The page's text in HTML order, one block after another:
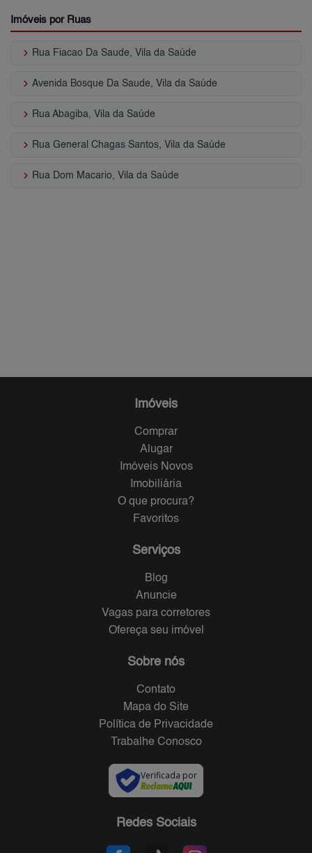
Imóveis por Ruas
keyboard_arrow_right Rua Fiacao Da Saude, Vila da Saúde
keyboard_arrow_right Avenida Bosque Da Saude, Vila da Saúde
keyboard_arrow_right Rua Abagiba, Vila da Saúde
keyboard_arrow_right Rua General Chagas Santos, Vila da Saúde
keyboard_arrow_right Rua Dom Macario, Vila da Saúde
Imóveis
Comprar
Alugar
Imóveis Novos
Imobiliária
O que procura?
Favoritos
Serviços
Blog
Anuncie
Vagas para corretores
Ofereça seu imóvel
Sobre nós
Contato
Mapa do Site
Política de Privacidade
Trabalhe Conosco
Verificada por
Redes Sociais